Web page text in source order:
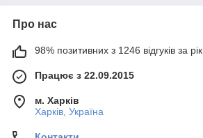
Про нас
98% позитивних з 1246 відгуків за рік
Працює з 22.09.2015
м. Харків
Харків, Україна